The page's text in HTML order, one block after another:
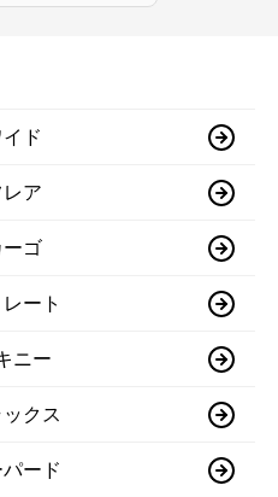
イド
レア
ーゴ
ート
ニー
ックス
ード